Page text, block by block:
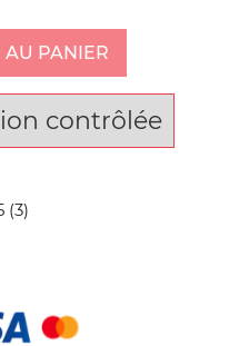
AU PANIER
contrôlée
(3)